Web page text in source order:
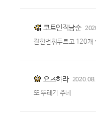
코트인직남순
칼한번휘두르고 120개
요츠하라
또 뚜레기 주네